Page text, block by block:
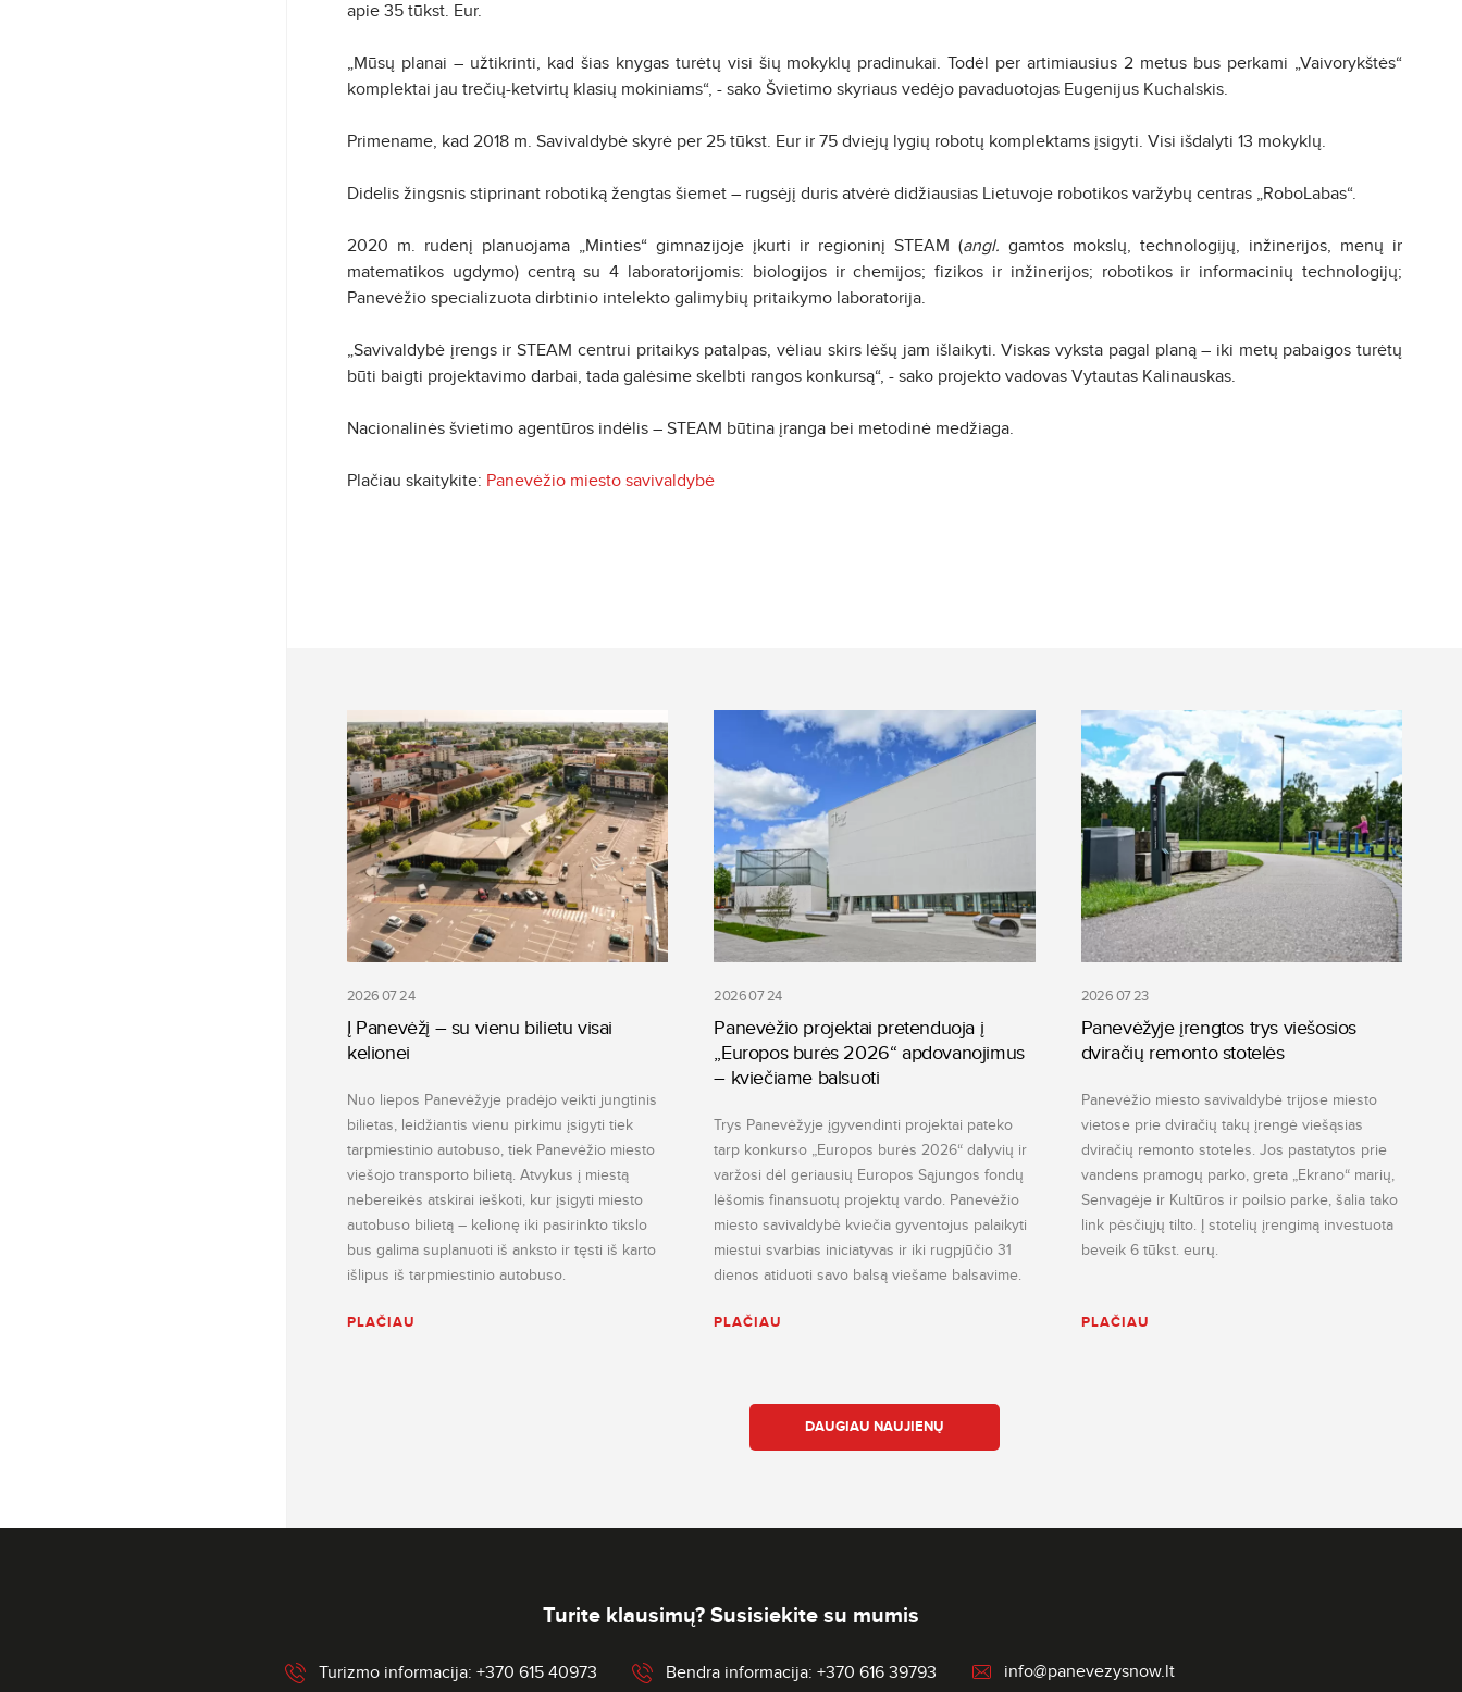
apie 35 tūkst. Eur.
„Mūsų planai – užtikrinti, kad šias knygas turėtų visi šių mokyklų pradinukai. Todėl per artimiausius 2 metus bus perkami „Vaivorykštės“
komplektai jau trečių-ketvirtų klasių mokiniams“, - sako Švietimo skyriaus vedėjo pavaduotojas Eugenijus Kuchalskis.
Primename, kad 2018 m. Savivaldybė skyrė per 25 tūkst. Eur ir 75 dviejų lygių robotų komplektams įsigyti. Visi išdalyti 13 mokyklų.
Didelis žingsnis stiprinant robotiką žengtas šiemet – rugsėjį duris atvėrė didžiausias Lietuvoje robotikos varžybų centras „RoboLabas“.
2020 m. rudenį planuojama „Minties“ gimnazijoje įkurti ir regioninį STEAM (angl. gamtos mokslų, technologijų, inžinerijos, menų ir
matematikos ugdymo) centrą su 4 laboratorijomis: biologijos ir chemijos; fizikos ir inžinerijos; robotikos ir informacinių technologijų;
Panevėžio specializuota dirbtinio intelekto galimybių pritaikymo laboratorija.
„Savivaldybė įrengs ir STEAM centrui pritaikys patalpas, vėliau skirs lėšų jam išlaikyti. Viskas vyksta pagal planą – iki metų pabaigos turėtų
būti baigti projektavimo darbai, tada galėsime skelbti rangos konkursą“, - sako projekto vadovas Vytautas Kalinauskas.
Nacionalinės švietimo agentūros indėlis – STEAM būtina įranga bei metodinė medžiaga.
Plačiau skaitykite: Panevėžio miesto savivaldybė
2026 07 24
Į Panevėžį – su vienu bilietu visai
kelionei
Nuo liepos Panevėžyje pradėjo veikti jungtinis
bilietas, leidžiantis vienu pirkimu įsigyti tiek
tarpmiestinio autobuso, tiek Panevėžio miesto
viešojo transporto bilietą. Atvykus į miestą
nebereikės atskirai ieškoti, kur įsigyti miesto
autobuso bilietą – kelionę iki pasirinkto tikslo
bus galima suplanuoti iš anksto ir tęsti iš karto
išlipus iš tarpmiestinio autobuso.
PLAČIAU
2026 07 24
Panevėžio projektai pretenduoja į
„Europos burės 2026“ apdovanojimus
– kviečiame balsuoti
Trys Panevėžyje įgyvendinti projektai pateko
tarp konkurso „Europos burės 2026“ dalyvių ir
varžosi dėl geriausių Europos Sąjungos fondų
lėšomis finansuotų projektų vardo. Panevėžio
miesto savivaldybė kviečia gyventojus palaikyti
miestui svarbias iniciatyvas ir iki rugpjūčio 31
dienos atiduoti savo balsą viešame balsavime.
PLAČIAU
2026 07 23
Panevėžyje įrengtos trys viešosios
dviračių remonto stotelės
Panevėžio miesto savivaldybė trijose miesto
vietose prie dviračių takų įrengė viešąsias
dviračių remonto stoteles. Jos pastatytos prie
vandens pramogų parko, greta „Ekrano“ marių,
Senvagėje ir Kultūros ir poilsio parke, šalia tako
link pėsčiųjų tilto. Į stotelių įrengimą investuota
beveik 6 tūkst. eurų.
PLAČIAU
DAUGIAU NAUJIENŲ
Turite klausimų? Susisiekite su mumis
Turizmo informacija: +370 615 40973 Bendra informacija: +370 616 39793 info@panevezysnow.lt